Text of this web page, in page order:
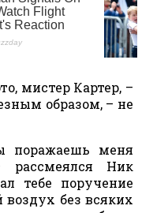
мистер Картер, –
образом, – не
поражаешь меня
рассмеялся Ник
тебе поручение
без всяких